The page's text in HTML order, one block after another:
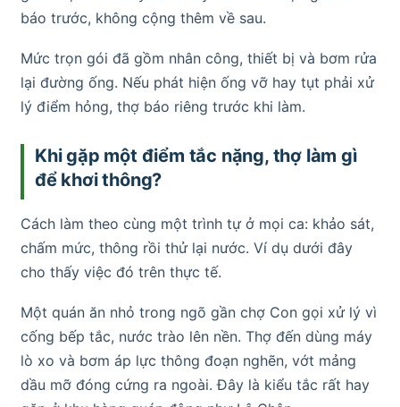
báo trước, không cộng thêm về sau.
Mức trọn gói đã gồm nhân công, thiết bị và bơm rửa
lại đường ống. Nếu phát hiện ống vỡ hay tụt phải xử
lý điểm hỏng, thợ báo riêng trước khi làm.
Khi gặp một điểm tắc nặng, thợ làm gì
để khơi thông?
Cách làm theo cùng một trình tự ở mọi ca: khảo sát,
chấm mức, thông rồi thử lại nước. Ví dụ dưới đây
cho thấy việc đó trên thực tế.
Một quán ăn nhỏ trong ngõ gần chợ Con gọi xử lý vì
cống bếp tắc, nước trào lên nền. Thợ đến dùng máy
lò xo và bơm áp lực thông đoạn nghẽn, vớt mảng
dầu mỡ đóng cứng ra ngoài. Đây là kiểu tắc rất hay